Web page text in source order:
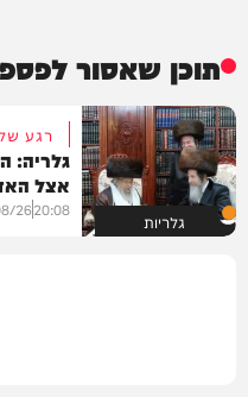
תוכן שאסור
גלריות
רגע
גלריה:
אצל
20:08
26